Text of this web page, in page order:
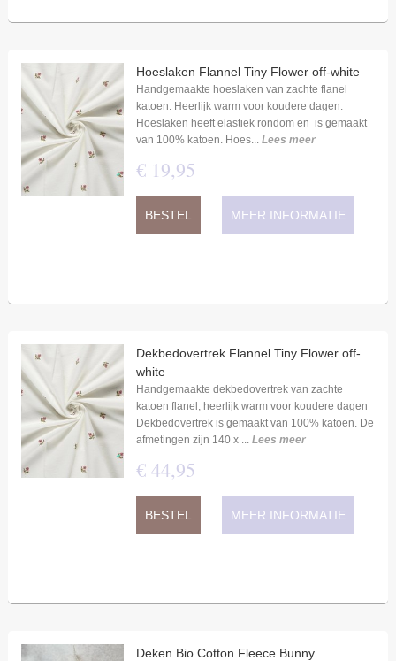
Hoeslaken Flannel Tiny Flower off-white
Handgemaakte hoeslaken van zachte flanel
katoen. Heerlijk warm voor koudere dagen.
Hoeslaken heeft elastiek rondom en is gemaakt
van 100% katoen. Hoes... Lees meer
€ 19,95
BESTEL MEER INFORMATIE
Dekbedovertrek Flannel Tiny Flower off-
white
Handgemaakte dekbedovertrek van zachte
katoen flanel, heerlijk warm voor koudere dagen
Dekbedovertrek is gemaakt van 100% katoen. De
afmetingen zijn 140 x ... Lees meer
€ 44,95
BESTEL MEER INFORMATIE
Deken Bio Cotton Fleece Bunny